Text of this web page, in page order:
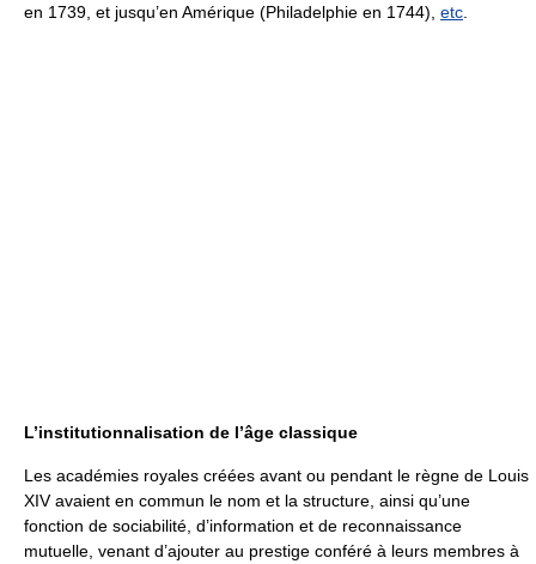
en 1739, et jusqu’en Amérique (Philadelphie en 1744), etc
L’institutionnalisation de l’âge classique
Les académies royales créées avant ou pendant le règne de Louis
XIV avaient en commun le nom et la structure, ainsi qu’une
fonction de sociabilité, d’information et de reconnaissance
mutuelle, venant d’ajouter au prestige conféré à leurs membres à